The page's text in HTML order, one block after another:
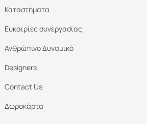
Καταστήματα
Ευκαιρίες συνεργασίας
Ανθρώπινο Δυναμικό
Designers
Contact Us
Δωροκάρτα